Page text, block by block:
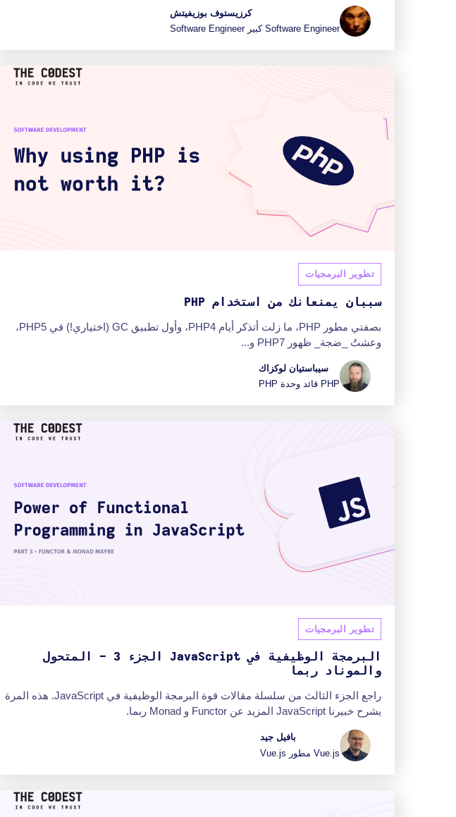
كرزيستوف بوزيفيتش
Software Engineer كبير Software Engineer
تطوير البرمجيات
سببان يمنعانك من استخدام PHP
بصفتي مطور PHP، ما زلت أتذكر أيام PHP4، وأول تطبيق GC (اختياري!) في PHP5،
وعشتُ _ضجة_ ظهور PHP7 و...
سيباستيان لوكزاك
PHP قائد وحدة PHP
تطوير البرمجيات
البرمجة الوظيفية في JavaScript الجزء 3 - المتحول
والموناد ربما
راجع الجزء الثالث من سلسلة مقالات قوة البرمجة الوظيفية في JavaScript. هذه المرة
يشرح خبيرنا JavaScript المزيد عن Functor و Monad ربما.
بافيل جيد
Vue.js مطور Vue.js